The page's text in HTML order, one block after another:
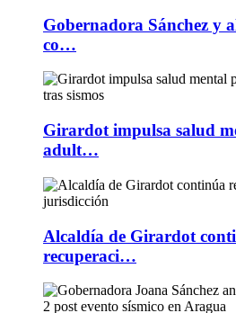
Gobernadora Sánchez y
co…
Girardot impulsa salud
adult…
Alcaldía de Girardot
recuperaci…